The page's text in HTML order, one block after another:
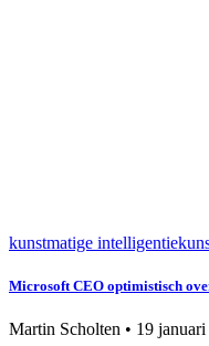
kunstmatige intelligentie
Microsoft CEO optimistisch
Martin Scholten • 19